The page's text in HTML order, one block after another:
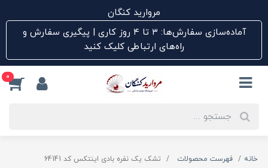
مروارید کنگان
آماده‌سازی سفارش‌ها: ۳ تا ۴ روز کاری | پیگیری سفارش و
راه‌های ارتباطی کلیک کنید
0
خانه فهرست محصولات تشک یک نفره بادی اینتکس کد 64141